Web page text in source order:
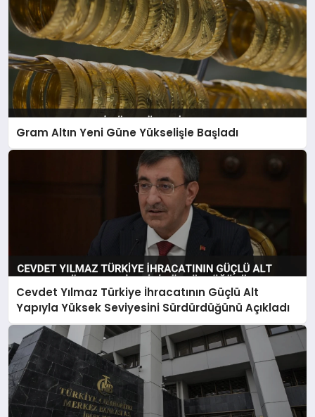
Gram Altın Yeni Güne Yükselişle Başladı
Cevdet Yılmaz Türkiye İhracatının Güçlü Alt
Yapıyla Yüksek Seviyesini Sürdürdüğünü Açıkladı